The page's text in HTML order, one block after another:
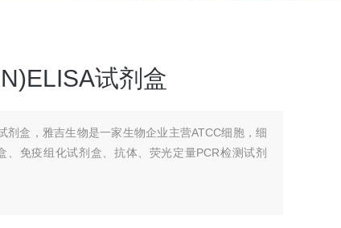
试剂盒
剂盒，雅吉生物是一家生物企业主营ATCC细胞，细
、免疫组化试剂盒、抗体、荧光定量PCR检测试剂